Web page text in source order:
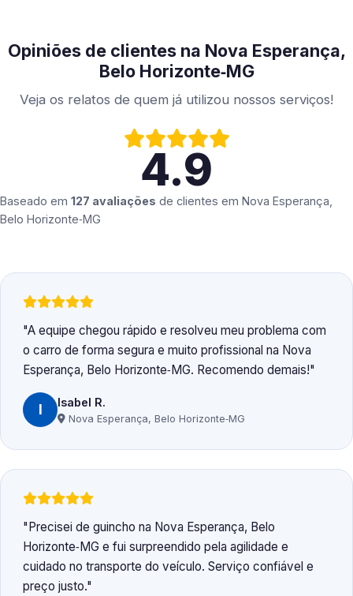
Opiniões de clientes na Nova Esperança,
Belo Horizonte‑MG
Veja os relatos de quem já utilizou nossos serviços!
4.9
Baseado em 127 avaliações de clientes em Nova Esperança,
Belo Horizonte‑MG
A equipe chegou rápido e resolveu meu problema com
o carro de forma segura e muito profissional na Nova
Esperança, Belo Horizonte‑MG. Recomendo demais!
I Isabel R.
Nova Esperança, Belo Horizonte‑MG
Precisei de guincho na Nova Esperança, Belo
Horizonte‑MG e fui surpreendido pela agilidade e
cuidado no transporte do veículo. Serviço confiável e
preço justo.